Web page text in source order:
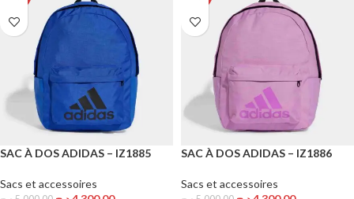
SAC À DOS ADIDAS – IZ1885
Sacs et accessoires
SAC À DOS ADIDAS – IZ1886
Sacs et accessoires